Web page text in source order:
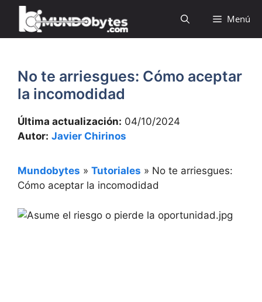
Saltar
contenido
Menú
No te arriesgues: Cómo aceptar
la incomodidad
Última actualización: 04/10/2024
Autor: Javier Chirinos
Mundobytes » Tutoriales » No te arriesgues:
Cómo aceptar la incomodidad